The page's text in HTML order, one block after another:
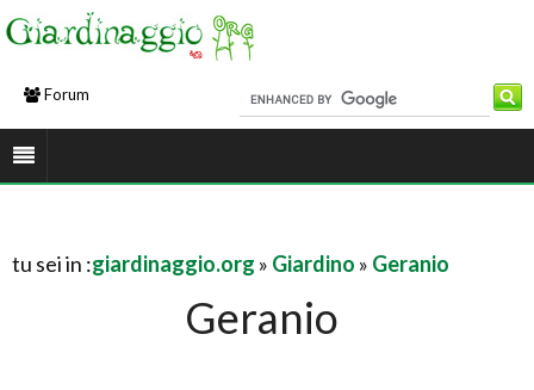
Forum
tu sei in :giardinaggio.org » Giardino » Geranio
Geranio